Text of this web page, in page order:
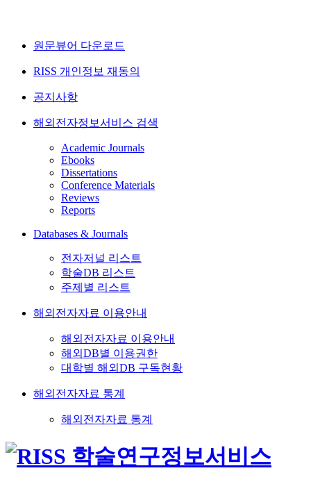
원문뷰어 다운로드
RISS 개인정보 재동의
공지사항
해외전자정보서비스 검색
Academic Journals
Ebooks
Dissertations
Conference Materials
Reviews
Reports
Databases & Journals
전자저널 리스트
학술DB 리스트
주제별 리스트
해외전자자료 이용안내
해외전자자료 이용안내
해외DB별 이용권한
대학별 해외DB 구독현황
해외전자자료 통계
해외전자자료 통계